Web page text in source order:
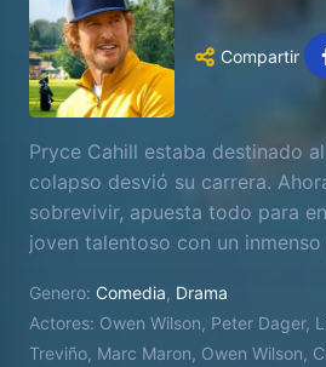
Compartir
Pryce Cahill estaba destinado
colapso desvió su carrera.
sobrevivir, apuesta todo para
joven talentoso con un
Genero: Comedia, Drama
Actores: Owen Wilson, Peter Dager,
Treviño, Marc Maron, Owen Wilson,